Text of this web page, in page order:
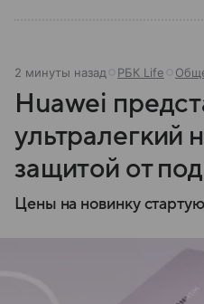
2 минуты назад РБК Life
Huawei
ультралегкий
защитой от
Цены на новинку